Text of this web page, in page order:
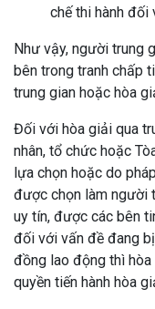
chế thi hành đối
Như vậy, người trung
bên trong tranh chấp
trung gian hoặc hòa
Đối với hòa giải qua
nhân, tổ chức hoặc
lựa chọn hoặc do
được chọn làm người
uy tín, được các bên
đối với vấn đề đang
đồng lao động thì
quyền tiến hành hòa